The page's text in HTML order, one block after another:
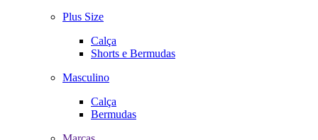
Plus Size
Calça
Shorts e Bermudas
Masculino
Calça
Bermudas